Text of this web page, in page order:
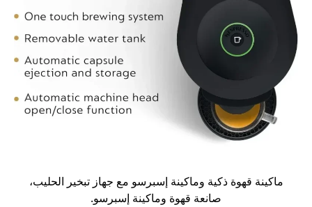
ماكينة قهوة ذكية وماكينة إسبرسو مع جهاز تبخير الحليب،
صانعة قهوة وماكينة إسبرسو.